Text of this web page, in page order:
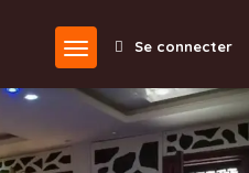
Se connecter